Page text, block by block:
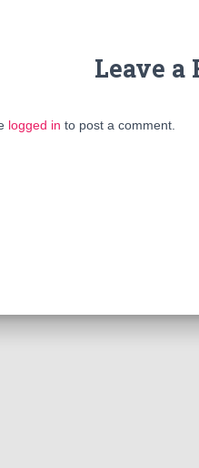
Leave a
logged in to post a comment.